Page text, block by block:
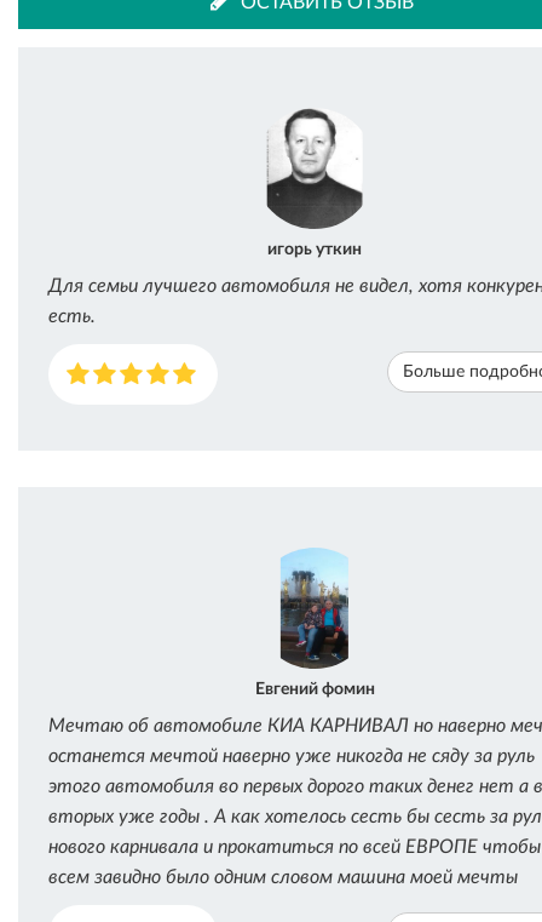
игорь уткин
Для семьи лучшего автомобиля не видел, хотя
есть.
Больше
Евгений фомин
Мечтаю об автомобиле КИА КАРНИВАЛ но наверно
останется мечтой наверно уже никогда не сяду за руль
этого автомобиля во первых дорого таких денег нет а
вторых уже годы . А как хотелось сесть бы сесть за
нового карнивала и прокатиться по всей ЕВРОПЕ чтобы
всем завидно было одним словом машина моей мечты